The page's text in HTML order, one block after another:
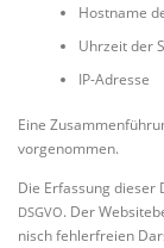
Host­na­me
Uhr­zeit der
IP-Adres­se
Eine
vorgenommen.
Die Erfas­sung die­ser
DSGVO. Der
nisch feh­ler­frei­en